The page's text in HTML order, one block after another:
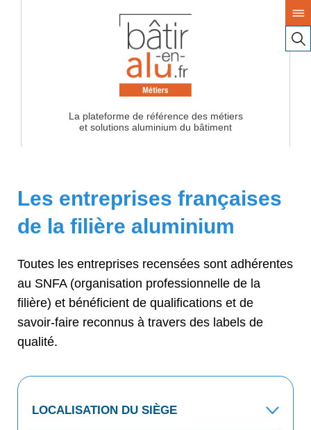
La plateforme de référence des métiers
Les entreprises françaises
de la filière aluminium
Toutes les entreprises recensées sont adhérentes
au SNFA (organisation professionnelle de la
filière) et bénéficient de qualifications et de
savoir-faire reconnus à travers des labels de
qualité.